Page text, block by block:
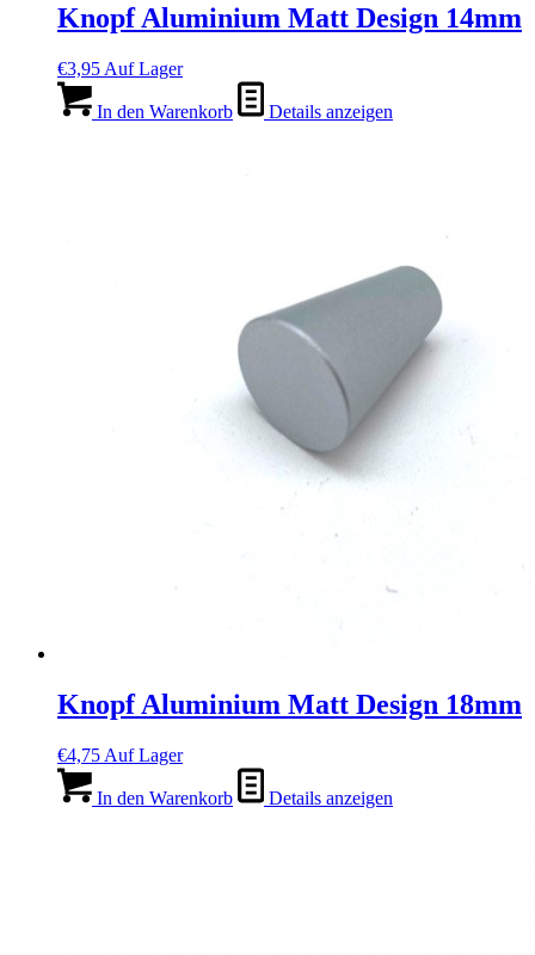
Knopf Aluminium Matt Design 14mm
€3,95 Auf Lager
In den Warenkorb Details anzeigen
Knopf Aluminium Matt Design 18mm
€4,75 Auf Lager
In den Warenkorb Details anzeigen